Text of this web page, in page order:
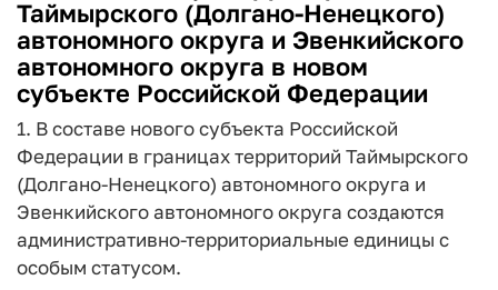
Таймырского (Долгано-Ненецкого)
автономного округа и Эвенкийского
автономного округа в новом
субъекте Российской Федерации
1. В составе нового субъекта Российской
Федерации в границах территорий Таймырского
(Долгано-Ненецкого) автономного округа и
Эвенкийского автономного округа создаются
административно-территориальные единицы с
особым статусом.